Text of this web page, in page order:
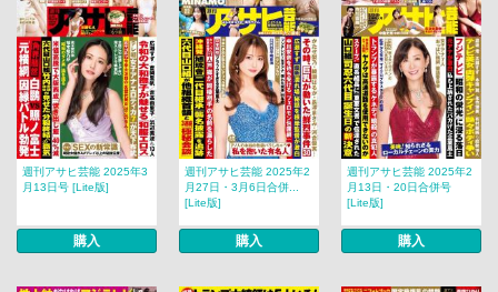
週刊アサヒ芸能 2025年3
月13日号 [Lite版]
購入
週刊アサヒ芸能 2025年2
月27日・3月6日合併...
[Lite版]
購入
週刊アサヒ芸能 2025年2
月13日・20日合併号
[Lite版]
購入